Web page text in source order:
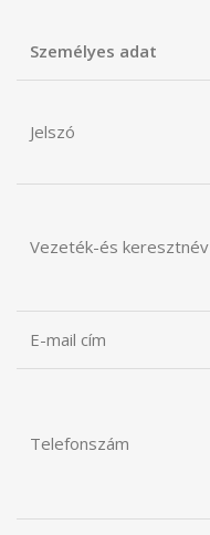
Személyes adat
Jelszó
Vezeték-és keresztnév
E-mail cím
Telefonszám